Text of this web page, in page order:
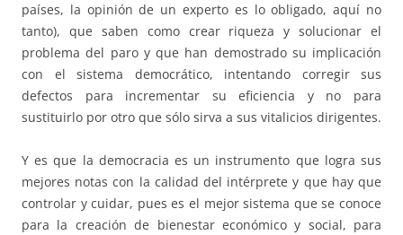
países, la opinión de un experto es lo obligado, aquí no
tanto), que saben como crear riqueza y solucionar el
problema del paro y que han demostrado su implicación
con el sistema democrático, intentando corregir sus
defectos para incrementar su eficiencia y no para
sustituirlo por otro que sólo sirva a sus vitalicios dirigentes.
Y es que la democracia es un instrumento que logra sus
mejores notas con la calidad del intérprete y que hay que
controlar y cuidar, pues es el mejor sistema que se conoce
para la creación de bienestar económico y social, para